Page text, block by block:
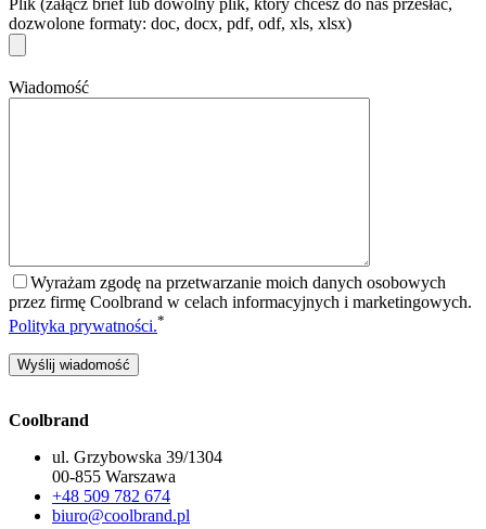
Plik (załącz brief lub dowolny plik, który chcesz do nas przesłać,
dozwolone formaty: doc, docx, pdf, odf, xls, xlsx)
Wiadomość
Wyrażam zgodę na przetwarzanie moich danych osobowych
przez firmę Coolbrand w celach informacyjnych i marketingowych.
Polityka prywatności.*
Coolbrand
ul. Grzybowska 39/1304
00-855 Warszawa
+48 509 782 674
biuro@coolbrand.pl